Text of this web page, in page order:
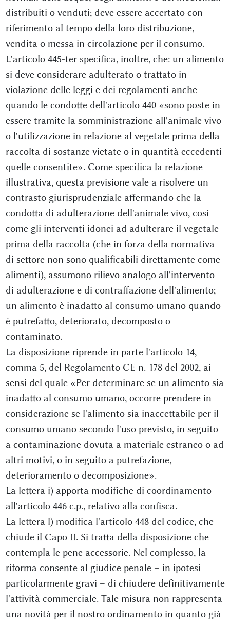
distribuiti o venduti; deve essere accertato con
riferimento al tempo della loro distribuzione,
vendita o messa in circolazione per il consumo.
L'articolo 445-ter specifica, inoltre, che: un alimento
si deve considerare adulterato o trattato in
violazione delle leggi e dei regolamenti anche
quando le condotte dell'articolo 440 «sono poste in
essere tramite la somministrazione all'animale vivo
o l'utilizzazione in relazione al vegetale prima della
raccolta di sostanze vietate o in quantità eccedenti
quelle consentite». Come specifica la relazione
illustrativa, questa previsione vale a risolvere un
contrasto giurisprudenziale affermando che la
condotta di adulterazione dell'animale vivo, così
come gli interventi idonei ad adulterare il vegetale
prima della raccolta (che in forza della normativa
di settore non sono qualificabili direttamente come
alimenti), assumono rilievo analogo all'intervento
di adulterazione e di contraffazione dell'alimento;
un alimento è inadatto al consumo umano quando
è putrefatto, deteriorato, decomposto o
contaminato.
La disposizione riprende in parte l'articolo 14,
comma 5, del Regolamento CE n. 178 del 2002, ai
sensi del quale «Per determinare se un alimento sia
inadatto al consumo umano, occorre prendere in
considerazione se l'alimento sia inaccettabile per il
consumo umano secondo l'uso previsto, in seguito
a contaminazione dovuta a materiale estraneo o ad
altri motivi, o in seguito a putrefazione,
deterioramento o decomposizione».
La lettera i) apporta modifiche di coordinamento
all'articolo 446 c.p., relativo alla confisca.
La lettera l) modifica l'articolo 448 del codice, che
chiude il Capo II. Si tratta della disposizione che
contempla le pene accessorie. Nel complesso, la
riforma consente al giudice penale – in ipotesi
particolarmente gravi – di chiudere definitivamente
l'attività commerciale. Tale misura non rappresenta
una novità per il nostro ordinamento in quanto già